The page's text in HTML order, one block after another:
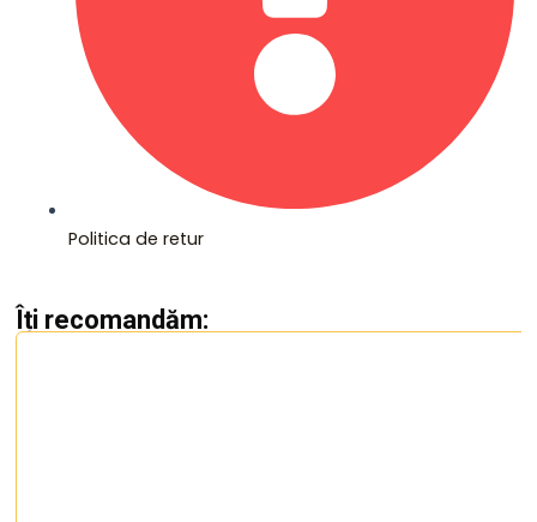
Politica de retur
Îți recomandăm: